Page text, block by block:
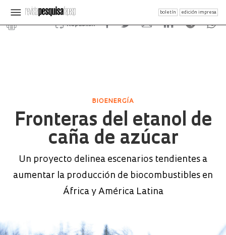
boletín edición impresa
Republish
BIOENERGÍA
Fronteras del etanol de
caña de azúcar
Un proyecto delinea escenarios tendientes a
aumentar la producción de biocombustibles en
África y América Latina